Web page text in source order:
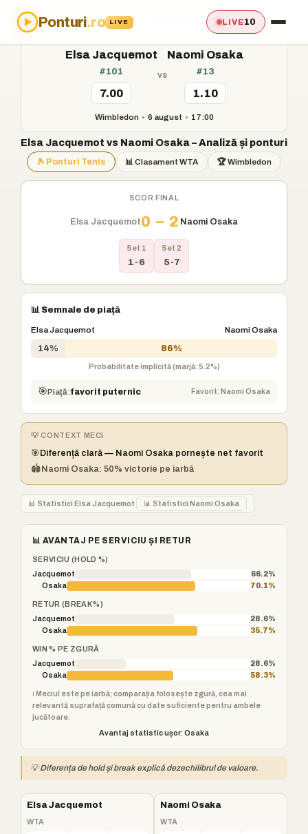
Ponturi.ro LIVE LIVE10
Acasă›Ponturi›Elsa Jacquemot vs Naomi Osaka
Elsa Jacquemot
#101
7.00
vs
Naomi Osaka
#13
1.10
Wimbledon • 6 august • 17:00
Elsa Jacquemot vs Naomi Osaka – Analiză și ponturi
🎾 Ponturi Tenis 📊 Clasament WTA 🏆 Wimbledon
SCOR FINAL
Elsa Jacquemot0 – 2 Naomi Osaka
Set 1
1-6
Set 2
5-7
📊 Semnale de piață
Elsa Jacquemot Naomi Osaka
14% 86%
Probabilitate implicită (marjă: 5.2%)
🎯Piață:favorit puternic Favorit: Naomi Osaka
💡 CONTEXT MECI
🎯 Diferență clară — Naomi Osaka pornește net favorit
🏟️ Naomi Osaka: 50% victorie pe iarbă
📊 Statistici Elsa Jacquemot 📊 Statistici Naomi Osaka
📊 AVANTAJ PE SERVICIU ȘI RETUR
SERVICIU (HOLD %)
Jacquemot
66.2%
Osaka
70.1%
RETUR (BREAK %)
Jacquemot
28.6%
Osaka
35.7%
WIN % PE ZGURĂ
Jacquemot
28.6%
Osaka
58.3%
ℹ️ Meciul este pe iarbă; comparația folosește zgură, cea mai
relevantă suprafață comună cu date suficiente pentru ambele
jucătoare.
Avantaj statistic ușor: Osaka
💡 Diferența de hold și break explică dezechilibrul de valoare.
Elsa Jacquemot
WTA
Naomi Osaka
WTA